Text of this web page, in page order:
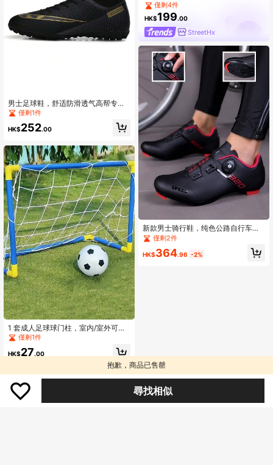
男士足球鞋，舒适防滑透气高帮专业
训练鞋，TF防裂设计，户外加大码比
赛鞋，室内五人制足球鞋，适用于人
造草坪/天然草坪/草地，男女通用
僅剩1件
HK$252.00
1 套成人足球球门柱，室内/室外可折
叠便携式训练设备，包括球泵（泵型
号随机）户外网格运动玩具足球门，
室内塑料球框，折叠运动便携式移动
僅剩1件
HK$27.00
僅剩4件
HK$199.00
StreetHx
新款男士骑行鞋，纯色公路自行车
鞋，男女通用动感单车鞋
僅剩2件
HK$364.96 -2%
抱歉，商品已售罄
尋找相似